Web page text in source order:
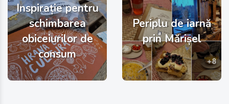
Inspirație pentru
schimbarea
obiceiurilor de
consum
Periplu de iarnă
prin Mărișel